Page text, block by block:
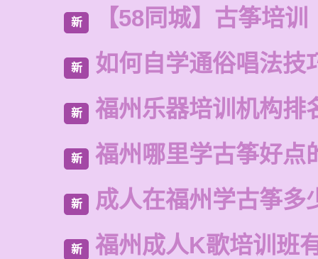
新 【58同城】古筝培训
新 如何自学通俗唱法技
新 福州乐器培训机构排
新 福州哪里学古筝好点
新 成人在福州学古筝多
新 福州成人K歌培训班